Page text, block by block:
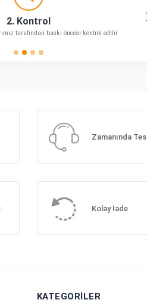
2. Kontrol
tarafından baskı öncesi kontrol edilir.
Zamanında
Kolay İade
KATEGORILER